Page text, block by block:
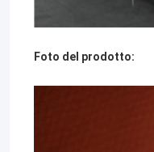
Foto del prodotto: